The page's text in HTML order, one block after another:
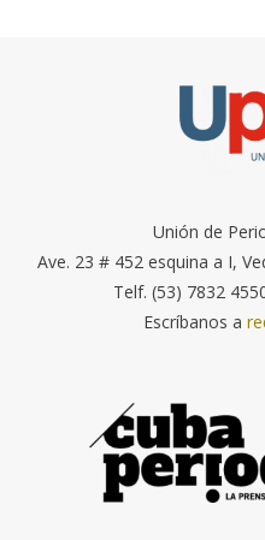
Unión de
Ave. 23 # 452 esquina a I,
Telf. (53) 7832
Escríbanos a